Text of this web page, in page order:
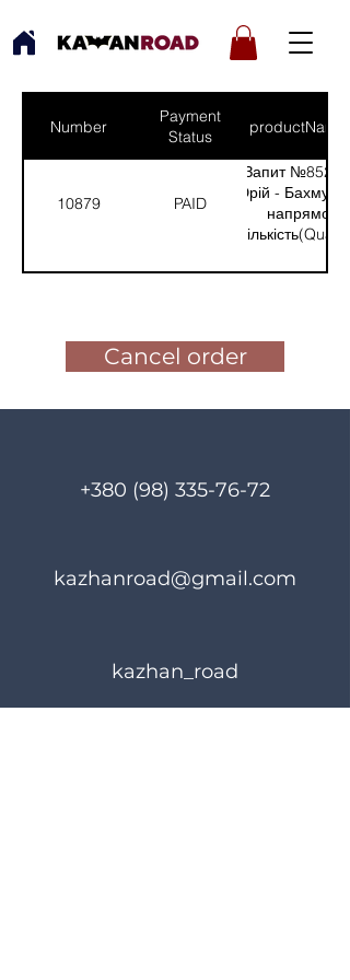
Number
Payment
Status
productNames
10879 PAID
Запит №852 від:
Юрій -
напрямок
Cancel order
+380 (98) 335-76-72
kazhanroad@gmail.com
kazhan_road